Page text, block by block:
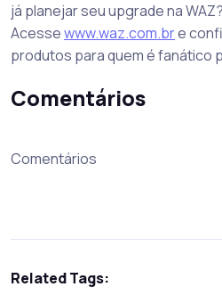
já planejar seu upgrade na WAZ?
Acessewww.waz.com.bre
produtos para quem é fanático
Comentários
Comentários
Related Tags: